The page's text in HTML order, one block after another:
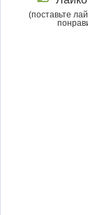
(поставьте